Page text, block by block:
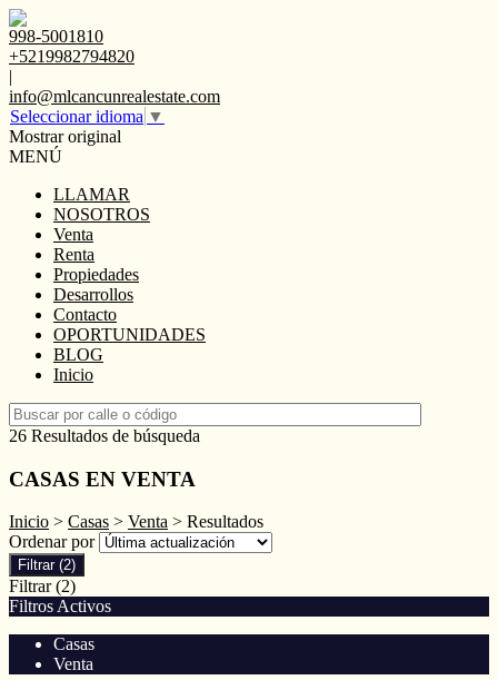
998-5001810
+5219982794820
|
info@mlcancunrealestate.com
Seleccionar idioma ▼
Mostrar original
MENÚ
LLAMAR
NOSOTROS
Venta
Renta
Propiedades
Desarrollos
Contacto
OPORTUNIDADES
BLOG
Inicio
26 Resultados de búsqueda
CASAS EN VENTA
Inicio > Casas > Venta > Resultados
Ordenar por
Filtrar (2)
Filtrar (2)
Filtros Activos
Casas
Venta